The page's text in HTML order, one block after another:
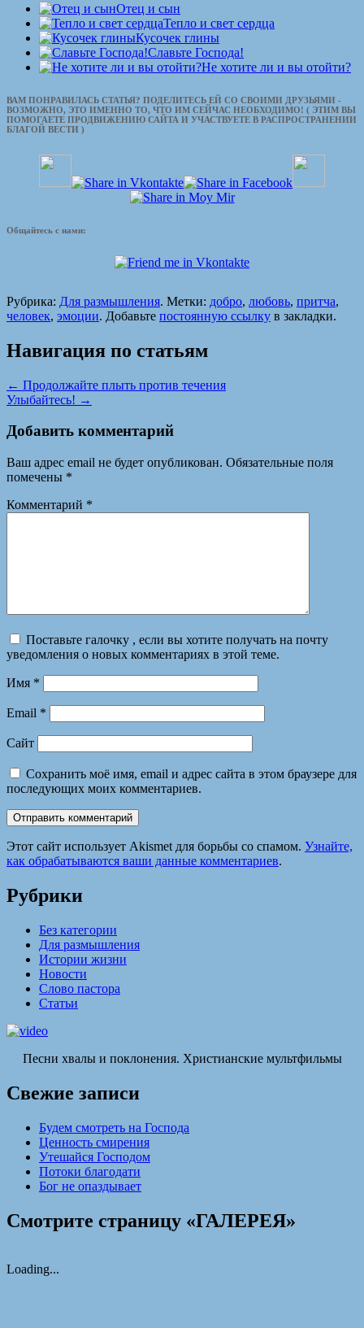
Отец и сын
Тепло и свет сердца
Кусочек глины
Славьте Господа!
Не хотите ли и вы отойти?
ВАМ ПОНРАВИЛАСЬ СТАТЬЯ? ПОДЕЛИТЕСЬ ЕЙ СО СВОИМИ ДРУЗЬЯМИ -
ВОЗМОЖНО, ЭТО ИМЕННО ТО, ЧТО ИМ СЕЙЧАС НЕОБХОДИМО! ( ЭТИМ ВЫ
ПОМОГАЕТЕ ПРОДВИЖЕНИЮ САЙТА И УЧАСТВУЕТЕ В РАСПРОСТРАНЕНИИ
БЛАГОЙ ВЕСТИ )
Общайтесь с нами:
Рубрика: Для размышления. Метки: добро, любовь, притча,
человек, эмоции. Добавьте постоянную ссылку в закладки.
Навигация по статьям
← Продолжайте плыть против течения
Улыбайтесь! →
Добавить комментарий
Ваш адрес email не будет опубликован. Обязательные поля
помечены *
Комментарий *
Поставьте галочку , если вы хотите получать на почту
уведомления о новых комментариях в этой теме.
Имя *
Email *
Сайт
Сохранить моё имя, email и адрес сайта в этом браузере для
последующих моих комментариев.
Этот сайт использует Akismet для борьбы со спамом. Узнайте,
как обрабатываются ваши данные комментариев.
Рубрики
Без категории
Для размышления
Истории жизни
Новости
Слово пастора
Статьи
Песни хвалы и поклонения. Христианские мультфильмы
Свежие записи
Будем смотреть на Господа
Ценность смирения
Утешайся Господом
Потоки благодати
Бог не опаздывает
Смотрите страницу «ГАЛЕРЕЯ»
Loading...